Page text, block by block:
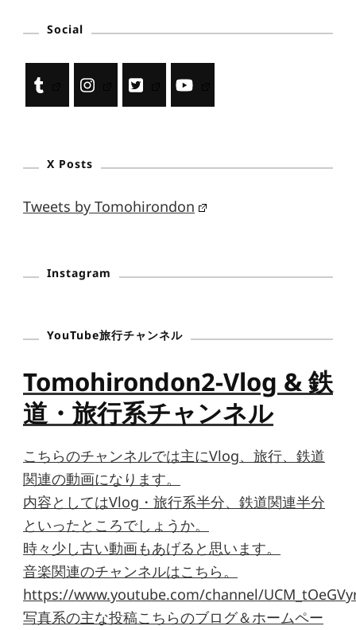
Social
X Posts
Tweets by Tomohirondon
Instagram
YouTube旅行チャンネル
Tomohirondon2-Vlog & 鉄
道・旅行系チャンネル
こちらのチャンネルでは主にVlog、旅行、鉄道
関連の動画になります。
内容としてはVlog・旅行系半分、鉄道関連半分
といったところでしょうか。
時々少し古い動画もあげると思います。
音楽関連のチャンネルはこちら。
https://www.youtube.com/channel/
写真系の主な投稿こちらのブログ＆ホームペー